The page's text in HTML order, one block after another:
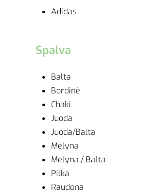
Adidas
Spalva
Balta
Bordinė
Chaki
Juoda
Juoda/Balta
Mėlyna
Mėlyna / Balta
Pilka
Raudona